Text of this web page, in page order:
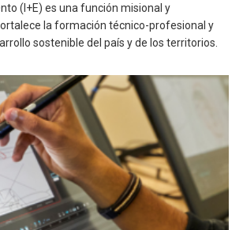
(I+E) es una función misional y
la formación técnico-profesional y
sostenible del país y de los territorios.